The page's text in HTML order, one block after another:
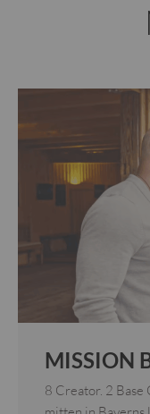
MISSION
8 Creator. 2 Base